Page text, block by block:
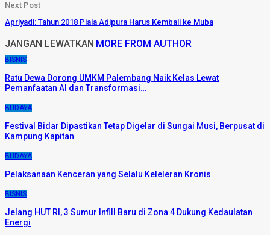
Next Post
Apriyadi: Tahun 2018 Piala Adipura Harus Kembali ke Muba
JANGAN LEWATKAN MORE FROM AUTHOR
BISNIS
Ratu Dewa Dorong UMKM Palembang Naik Kelas Lewat
Pemanfaatan AI dan Transformasi…
BUDAYA
Festival Bidar Dipastikan Tetap Digelar di Sungai Musi, Berpusat di
Kampung Kapitan
BUDAYA
Pelaksanaan Kenceran yang Selalu Keleleran Kronis
BISNIS
Jelang HUT RI, 3 Sumur Infill Baru di Zona 4 Dukung Kedaulatan
Energi